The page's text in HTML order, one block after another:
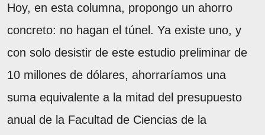
Hoy, en esta columna, propongo un ahorro
concreto: no hagan el túnel. Ya existe uno, y
con solo desistir de este estudio preliminar de
10 millones de dólares, ahorraríamos una
suma equivalente a la mitad del presupuesto
anual de la Facultad de Ciencias de la